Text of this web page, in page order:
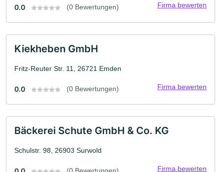
0.0 (0 Bewertungen) Firma bewerten
Kiekheben GmbH
Fritz-Reuter Str. 11, 26721 Emden
0.0 (0 Bewertungen) Firma bewerten
Bäckerei Schute GmbH & Co. KG
Schulstr. 98, 26903 Surwold
Firma bewerten